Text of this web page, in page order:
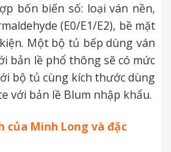
bốn biến số: loại ván nền,
(E0/E1/E2), bề mặt
Một bộ tủ bếp dùng ván
bản lề phổ thông sẽ có mức
bộ tủ cùng kích thước dùng
với bản lề Blum nhập khẩu.
của Minh Long và đặc